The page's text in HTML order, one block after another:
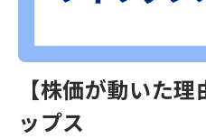
【株価が動いた
ップス